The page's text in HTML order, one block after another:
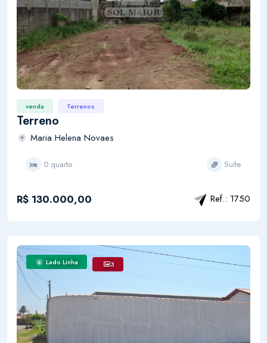
venda Terrenos
Terreno
Maria Helena Novaes
0 quarto Suíte
R$ 130.000,00 Ref.: 1750
Lado Linha 3